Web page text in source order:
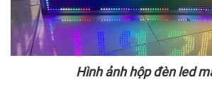
Hình ảnh hộp đèn led